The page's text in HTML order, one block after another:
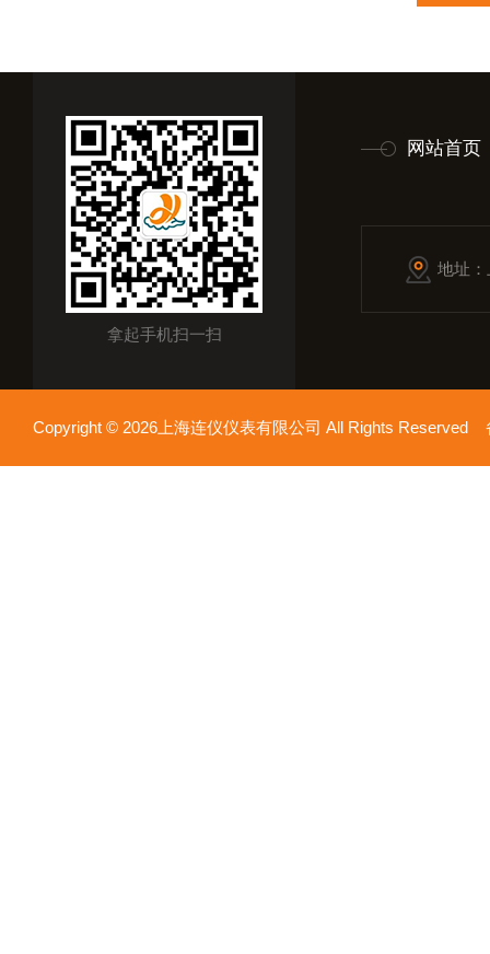
拿起手机扫一扫
网站首页
地址
Copyright © 2026上海连仪仪表有限公司 All Rights Reserved